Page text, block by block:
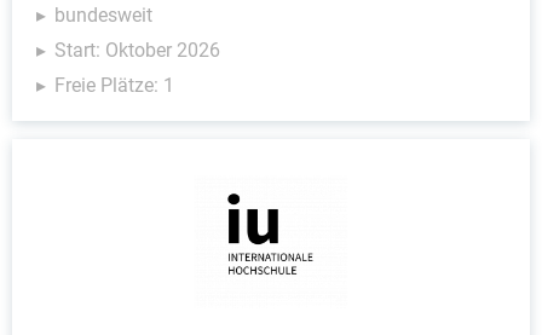
bundesweit
Start: Oktober 2026
Freie Plätze: 1